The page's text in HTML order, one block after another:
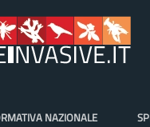
NAZIONALE